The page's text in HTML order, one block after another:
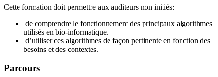
Cette formation doit permettre aux auditeurs non initiés:
de comprendre le fonctionnement des principaux algorithmes
utilisés en bio-informatique.
d’utiliser ces algorithmes de façon pertinente en fonction des
besoins et des contextes.
Parcours